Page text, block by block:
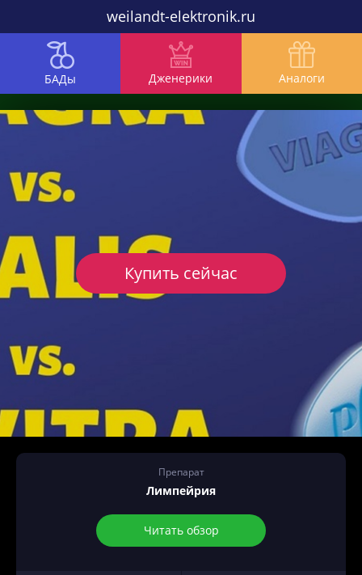
weilandt-elektronik.ru
БАДы Дженерики Аналоги
Препарат
Лимпейрия
Читать обзор
Купить сейчас